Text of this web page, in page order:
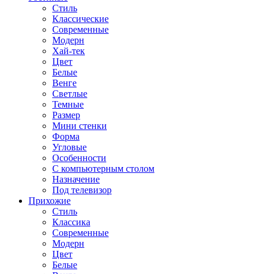
Стиль
Классические
Современные
Модерн
Хай-тек
Цвет
Белые
Венге
Светлые
Темные
Размер
Мини стенки
Форма
Угловые
Особенности
С компьютерным столом
Назначение
Под телевизор
Прихожие
Стиль
Классика
Современные
Модерн
Цвет
Белые